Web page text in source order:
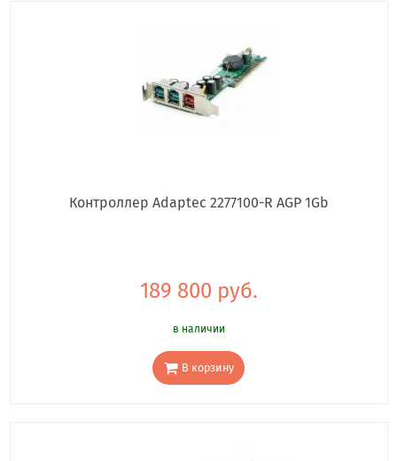
Контроллер Adaptec 2277100-R AGP 1Gb
189 800 руб.
в наличии
В корзину